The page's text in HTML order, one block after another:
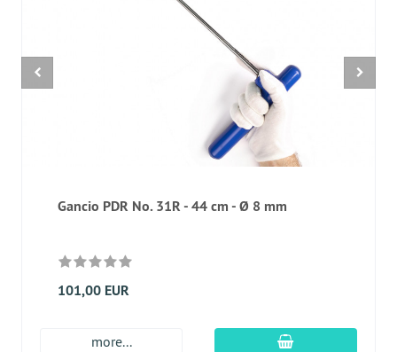
Gancio PDR No. 31R - 44 cm - Ø 8 mm
101,00 EUR
more... aggiungi al